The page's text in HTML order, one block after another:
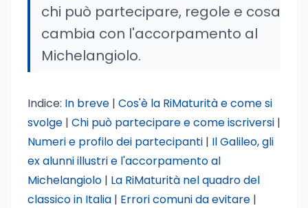
chi può partecipare, regole e cosa
cambia con l'accorpamento al
Michelangiolo.
Indice: In breve | Cos'è la RiMaturità e come si
svolge | Chi può partecipare e come iscriversi |
Numeri e profilo dei partecipanti | Il Galileo, gli
ex alunni illustri e l'accorpamento al
Michelangiolo | La RiMaturità nel quadro del
classico in Italia | Errori comuni da evitare |